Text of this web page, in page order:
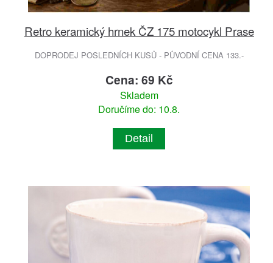
Retro keramický hrnek ČZ 175 motocykl Prase
DOPRODEJ POSLEDNÍCH KUSŮ - PŮVODNÍ CENA 133.-
Cena: 69 Kč
Skladem
Doručíme do: 10.8.
Detail